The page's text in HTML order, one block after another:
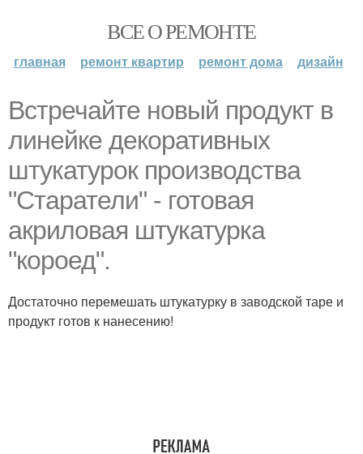
ВСЕ О РЕМОНТЕ
главная ремонт квартир ремонт дома дизайн
Встречайте новый продукт в
линейке декоративных
штукатурок производства
"Старатели" - готовая
акриловая штукатурка
"короед".
Достаточно перемешать штукатурку в заводской таре и
продукт готов к нанесению!